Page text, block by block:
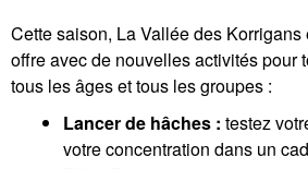
Cette saison, La Vallée des Korrigans
offre avec de nouvelles activités pour
tous les âges et tous les groupes :
Lancer de hâches : testez
votre concentration dans un